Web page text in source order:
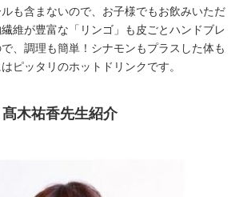
も含まないので、お子様でもお飲みいただ
維が豊富な「リンゴ」も皮ごとハンドブレ
、調理も簡単！シナモンもプラスした体も
ピッタリのホットドリンクです。
木祐香先生紹介